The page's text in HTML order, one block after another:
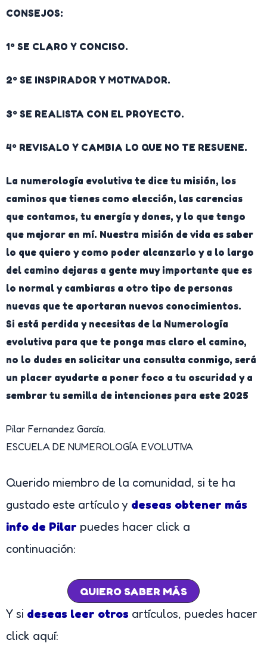
CONSEJOS:
1º SE CLARO Y CONCISO.
2º SE INSPIRADOR Y MOTIVADOR.
3º SE REALISTA CON EL PROYECTO.
4º REVISALO Y CAMBIA LO QUE NO TE RESUENE.
La numerología evolutiva te dice tu misión, los
caminos que tienes como elección, las carencias
que contamos, tu energía y dones, y lo que tengo
que mejorar en mí. Nuestra misión de vida es saber
lo que quiero y como poder alcanzarlo y a lo largo
del camino dejaras a gente muy importante que es
lo normal y cambiaras a otro tipo de personas
nuevas que te aportaran nuevos conocimientos.
Si está perdida y necesitas de la Numerología
evolutiva para que te ponga mas claro el camino,
no lo dudes en solicitar una consulta conmigo, será
un placer ayudarte a poner foco a tu oscuridad y a
sembrar tu semilla de intenciones para este 2025
Pilar Fernandez García.
ESCUELA DE NUMEROLOGÍA EVOLUTIVA
Querido miembro de la comunidad, si te ha
gustado este artículo y deseas obtener más
info de Pilar puedes hacer click a
continuación:
QUIERO SABER MÁS
Y si deseas leer otros artículos, puedes hacer
click aquí: